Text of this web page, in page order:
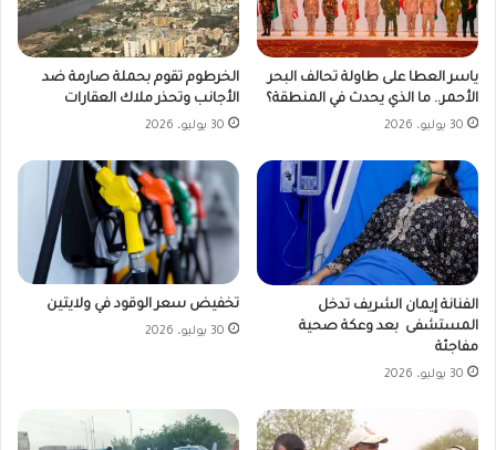
ياسر العطا على طاولة تحالف البحر
الأحمر.. ما الذي يحدث في المنطقة؟
30 يوليو، 2026
الخرطوم تقوم بحملة صارمة ضد
الأجانب وتحذر ملاك العقارات
30 يوليو، 2026
الفنانة إيمان الشريف تدخل
المستشفى بعد وعكة صحية
مفاجئة
30 يوليو، 2026
تخفيض سعر الوقود في ولايتين
30 يوليو، 2026